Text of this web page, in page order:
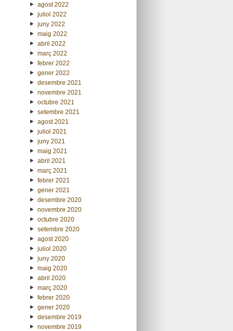
agost 2022
juliol 2022
juny 2022
maig 2022
abril 2022
març 2022
febrer 2022
gener 2022
desembre 2021
novembre 2021
octubre 2021
setembre 2021
agost 2021
juliol 2021
juny 2021
maig 2021
abril 2021
març 2021
febrer 2021
gener 2021
desembre 2020
novembre 2020
octubre 2020
setembre 2020
agost 2020
juliol 2020
juny 2020
maig 2020
abril 2020
març 2020
febrer 2020
gener 2020
desembre 2019
novembre 2019